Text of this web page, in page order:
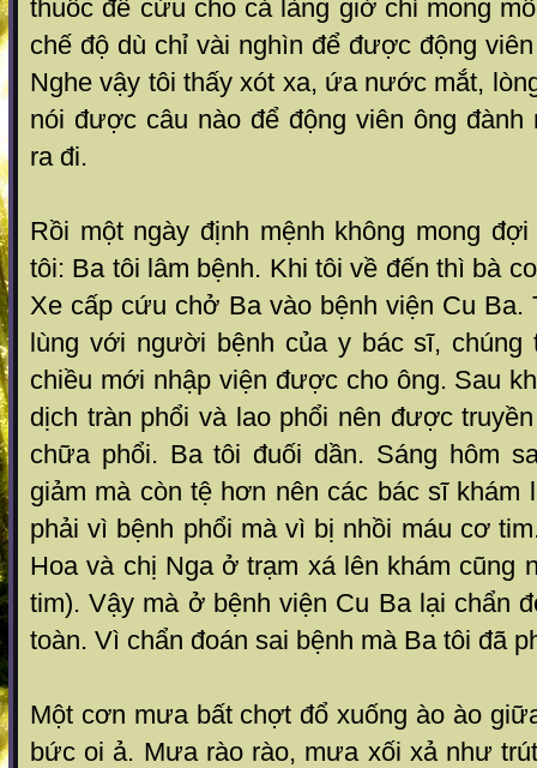
thuốc để cứu cho cả l àng giờ chỉ mong
chế độ dù chỉ vài nghìn đ ể được động viên
Nghe vậy tôi thấy xót xa, ứa n ước mắt,
nói được câu nào để động viên ông
ra đi .
Rồi một ngày định mệnh không mong
tô i: Ba tôi lâm bệnh. Khi tôi về đến t hì bà
Xe cấp cứu chở Ba vào bệnh viện Cu Ba.
lùng với ngườ i bệnh của y bác sĩ, chúng
chiều mới nhập viện được cho ông. Sau
dịch tràn phổi và lao phổi n ên được
chữa phổi. Ba tôi đuối dần. Sá ng hôm
giảm mà còn tệ hơn nên các bác sĩ khám
phải vì bệnh ph ổi mà vì bị nhồi máu cơ
Hoa và chị Nga ở tr ạm xá lên khám cũng
tim). Vậy mà ở bệnh viện C u Ba lại chẩn
toàn. Vì chẩn đoán sai bệnh mà Ba t ôi đã
Một cơn mưa bất chợt đổ xuống ào ào
bức oi ả. Mư a rào rào, mưa xối xả như